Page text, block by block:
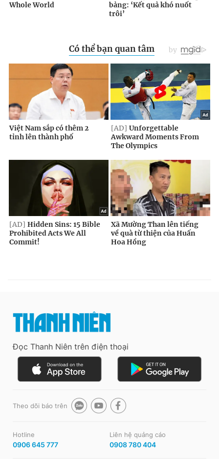
Đọc Thanh Niên trên điện thoại
Theo dõi báo trên
Hotline
0906 645 777
Liên hệ quảng cáo
0908 780 404